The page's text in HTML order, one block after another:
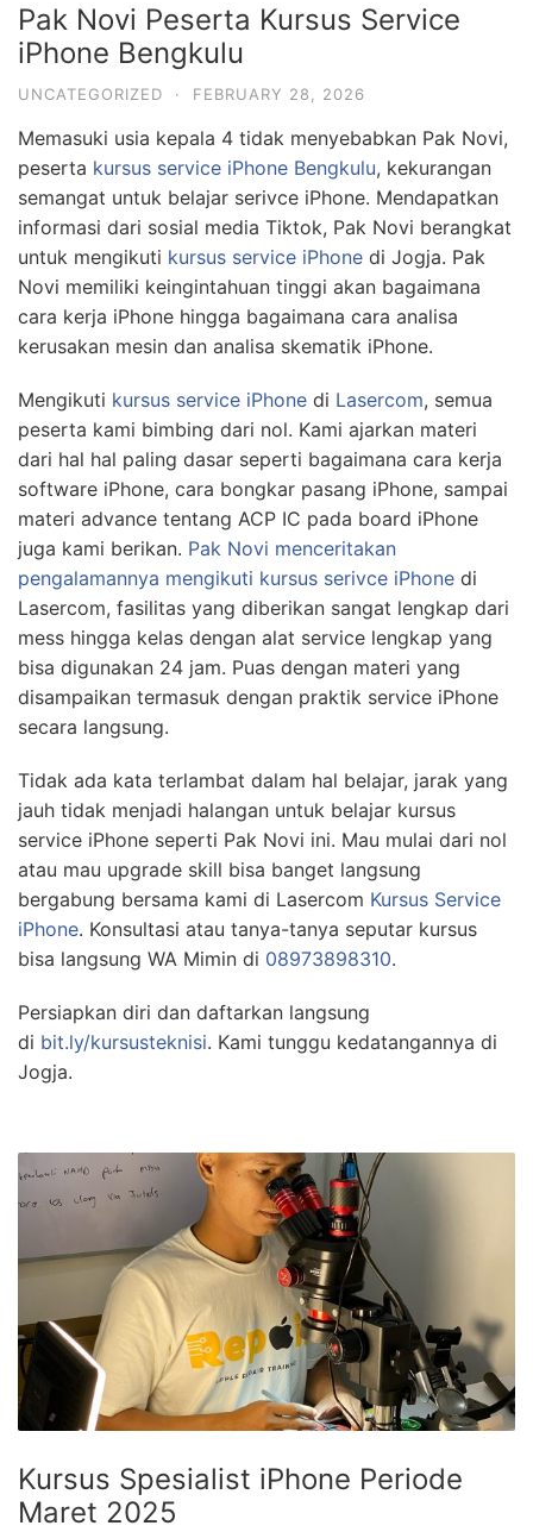
Pak Novi Peserta Kursus Service
iPhone Bengkulu
UNCATEGORIZED · FEBRUARY 28, 2026
Memasuki usia kepala 4 tidak menyebabkan Pak Novi,
peserta kursus service iPhone Bengkulu, kekurangan
semangat untuk belajar serivce iPhone. Mendapatkan
informasi dari sosial media Tiktok, Pak Novi berangkat
untuk mengikuti kursus service iPhone di Jogja. Pak
Novi memiliki keingintahuan tinggi akan bagaimana
cara kerja iPhone hingga bagaimana cara analisa
kerusakan mesin dan analisa skematik iPhone.
Mengikuti kursus service iPhone di Lasercom, semua
peserta kami bimbing dari nol. Kami ajarkan materi
dari hal hal paling dasar seperti bagaimana cara kerja
software iPhone, cara bongkar pasang iPhone, sampai
materi advance tentang ACP IC pada board iPhone
juga kami berikan. Pak Novi menceritakan
pengalamannya mengikuti kursus serivce iPhone di
Lasercom, fasilitas yang diberikan sangat lengkap dari
mess hingga kelas dengan alat service lengkap yang
bisa digunakan 24 jam. Puas dengan materi yang
disampaikan termasuk dengan praktik service iPhone
secara langsung.
Tidak ada kata terlambat dalam hal belajar, jarak yang
jauh tidak menjadi halangan untuk belajar kursus
service iPhone seperti Pak Novi ini. Mau mulai dari nol
atau mau upgrade skill bisa banget langsung
bergabung bersama kami di Lasercom Kursus Service
iPhone. Konsultasi atau tanya-tanya seputar kursus
bisa langsung WA Mimin di 08973898310.
Persiapkan diri dan daftarkan langsung
di bit.ly/kursusteknisi. Kami tunggu kedatangannya di
Jogja.
Kursus Spesialist iPhone Periode
Maret 2025